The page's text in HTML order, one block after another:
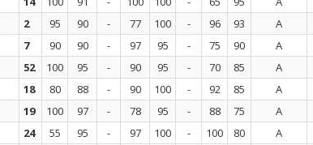
2 95 90 - 77 100 - 96 93 A
7 90 90 - 97 95 - 75 90 A
52 100 95 - 90 95 - 70 85 A
18 80 88 - 90 100 - 92 85 A
19 100 97 - 78 95 - 88 75 A
24 55 95 - 97 100 - 100 80 A